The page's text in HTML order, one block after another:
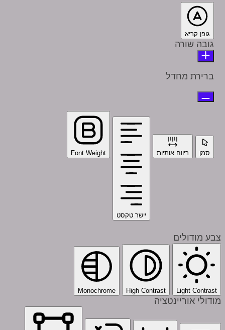
גופן קריא
גובה שורה
ברירת מחדל
סמן ריווח אותיות
יישר טקסט
Font Weight
צבע מודולים
Light Contrast
High Contrast
Monochrome
מודולי אוריינטציה